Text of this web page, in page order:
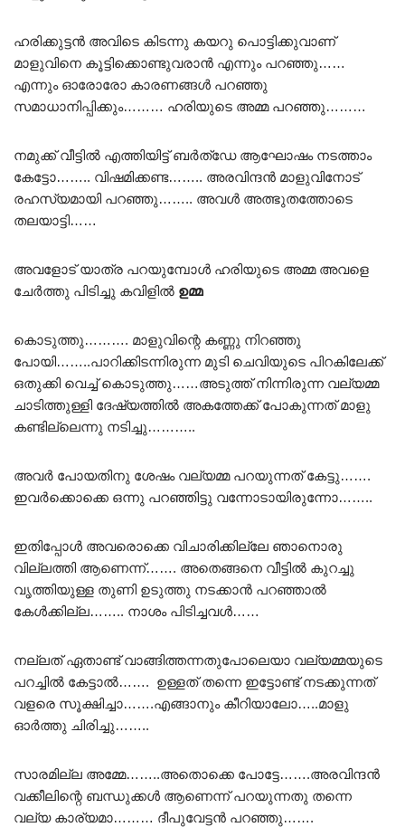
ഹരിക്കുട്ടൻ അവിടെ കിടന്നു കയറു പൊട്ടിക്കുവാണ്
മാളുവിനെ കൂട്ടിക്കൊണ്ടുവരാൻ എന്നും പറഞ്ഞു……
എന്നും ഓരോരോ കാരണങ്ങൾ പറഞ്ഞു
സമാധാനിപ്പിക്കും……… ഹരിയുടെ അമ്മ പറഞ്ഞു………
നമുക്ക് വീട്ടിൽ എത്തിയിട്ട് ബർത്ഡേ ആഘോഷം നടത്താം
കേട്ടോ…….. വിഷമിക്കണ്ട…….. അരവിന്ദൻ മാളുവിനോട്
രഹസ്യമായി പറഞ്ഞു…….. അവൾ അത്ഭുതത്തോടെ
തലയാട്ടി……
അവളോട്‌ യാത്ര പറയുമ്പോൾ ഹരിയുടെ അമ്മ അവളെ
ചേർത്തു പിടിച്ചു കവിളിൽ ഉമ്മ
കൊടുത്തു………. മാളുവിന്റെ കണ്ണു നിറഞ്ഞു
പോയി……..പാറിക്കിടന്നിരുന്ന മുടി ചെവിയുടെ പിറകിലേക്ക്
ഒതുക്കി വെച്ച് കൊടുത്തു……അടുത്ത് നിന്നിരുന്ന വല്യമ്മ
ചാടിത്തുള്ളി ദേഷ്യത്തിൽ അകത്തേക്ക് പോകുന്നത് മാളു
കണ്ടില്ലെന്നു നടിച്ചു………..
അവർ പോയതിനു ശേഷം വല്യമ്മ പറയുന്നത് കേട്ടു…….
ഇവർക്കൊക്കെ ഒന്നു പറഞ്ഞിട്ടു വന്നോടായിരുന്നോ……..
ഇതിപ്പോൾ അവരൊക്കെ വിചാരിക്കില്ലേ ഞാനൊരു
വില്ലത്തി ആണെന്ന്……. അതെങ്ങനെ വീട്ടിൽ കുറച്ചു
വൃത്തിയുള്ള തുണി ഉടുത്തു നടക്കാൻ പറഞ്ഞാൽ
കേൾക്കില്ല…….. നാശം പിടിച്ചവൾ……
നല്ലത് ഏതാണ്ട് വാങ്ങിത്തന്നതുപോലെയാ വല്യമ്മയുടെ
പറച്ചിൽ കേട്ടാൽ……. ഉള്ളത് തന്നെ ഇട്ടോണ്ട് നടക്കുന്നത്
വളരെ സൂക്ഷിച്ചാ…….എങ്ങാനും കീറിയാലോ…..മാളു
ഓർത്തു ചിരിച്ചു……..
സാരമില്ല അമ്മേ……..അതൊക്കെ പോട്ടേ…….അരവിന്ദൻ
വക്കീലിന്റെ ബന്ധുക്കൾ ആണെന്ന് പറയുന്നതു തന്നെ
വല്യ കാര്യമാ……… ദീപുവേട്ടൻ പറഞ്ഞു…….